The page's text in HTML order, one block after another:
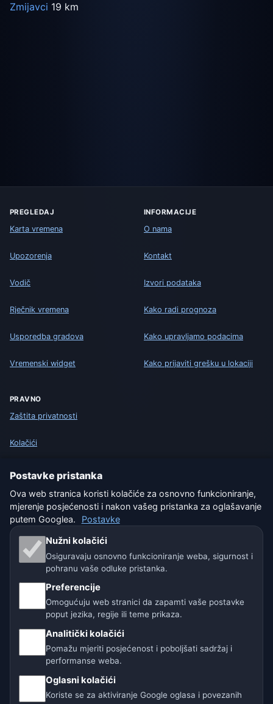
Zmijavci 19 km
PREGLEDAJ
Karta vremena
Upozorenja
Vodič
Rječnik vremena
Usporedba gradova
Vremenski widget
INFORMACIJE
O nama
Kontakt
Izvori podataka
Kako radi prognoza
Kako upravljamo podacima
Kako prijaviti grešku u lokaciji
PRAVNO
Zaštita privatnosti
Kolačići
Uvjeti korištenja
Isključenje odgovornosti
Pomažemo životinjama
Sitemap
Postavke
🇨🇿 Češka 🇭🇷 Hrvatska 🇧🇬 Bugarska
🇩🇪🇦🇹🇨🇭 Njemačka / Austrija / Švicarska
🌎 Latinska Amerika i Španjolska
Postavke pristanka
Ova web stranica koristi kolačiće za osnovno funkcioniranje,
mjerenje posjećenosti i nakon vašeg pristanka za oglašavanje
putem Googlea.
Postavke
Nužni kolačići
Osiguravaju osnovno funkcioniranje weba, sigurnost i
pohranu vaše odluke pristanka.
Preferencije
Omogućuju web stranici da zapamti vaše postavke
poput jezika, regije ili teme prikaza.
Analitički kolačići
Pomažu mjeriti posjećenost i poboljšati sadržaj i
performanse weba.
Oglasni kolačići
Koriste se za aktiviranje Google oglasa i povezanih